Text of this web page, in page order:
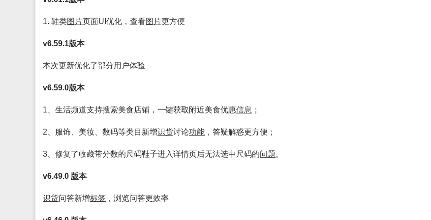
1. 鞋类图片页面UI优化，查看图片更方便
v6.59.1版本
本次更新优化了部分用户体验
v6.59.0版本
1、生活频道支持搜索美食店铺，一键获取附近美食优惠信息 ；
2、服饰、美妆、数码等类目新增识货讨论功能 ，答疑解惑更方便；
3、修复了收藏带分数的尺码鞋子进入详情页后无法选中尺码的问题。
v6.49.0 版本
识货问答新增标签 ，浏览问答更效率